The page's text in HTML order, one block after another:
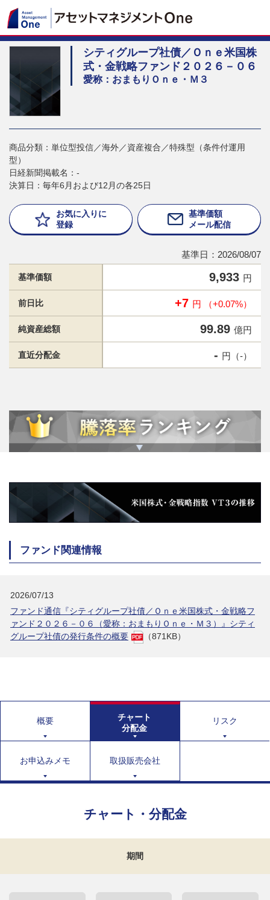
シティグループ社債／Ｏｎｅ米国株
式・金戦略ファンド２０２６－０６
愛称：おまもりＯｎｅ・Ｍ３
商品分類：単位型投信／海外／資産複合／特殊型（条件付運用
型）
日経新聞掲載名：-
決算日：毎年6月および12月の各25日
お気に入りに
登録
基準価額
メール配信
基準日：2026/08/07
基準価額 9,933 円
前日比 +7 円 （+0.07%）
純資産総額 99.89 億円
直近分配金 - 円（-）
ファンド関連情報
2026/07/13
ファンド通信『シティグループ社債／Ｏｎｅ米国株式・金戦略フ
ァンド２０２６－０６（愛称：おまもりＯｎｅ・Ｍ３）』シティ
グループ社債の発行条件の概要
（871KB）
概要
チャート
分配金
リスク
お申込みメモ 取扱販売会社
チャート・分配金
期間